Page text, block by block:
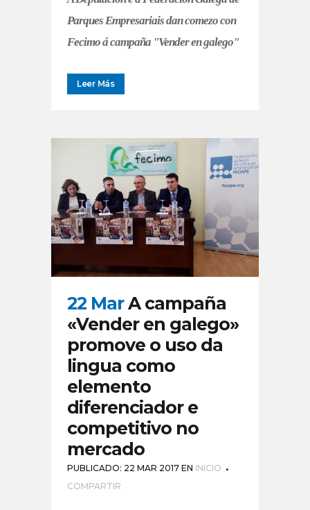
Parques Empresariais dan comezo con
Fecimo á campaña "Vender en galego"
Leer Más
22 Mar A campaña
«Vender en galego»
promove o uso da
lingua como
elemento
diferenciador e
competitivo no
mercado
PUBLICADO: 22 MAR 2017 EN INICIO
COMPARTIR